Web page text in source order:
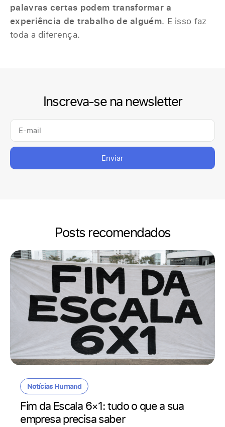
palavras certas podem transformar a
experiência de trabalho de alguém. E isso faz
toda a diferença.
Inscreva-se na newsletter
Enviar
Posts recomendados
Notícias Humand
Fim da Escala 6×1: tudo o que a sua
empresa precisa saber